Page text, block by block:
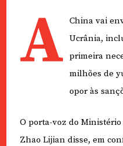
A China vai
Ucrânia,
primeira
milhões de
opor às
O porta-voz do
Zhao Lijian disse, em